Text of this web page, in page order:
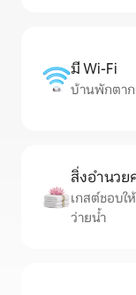
มี Wi-Fi
บ้านพักตาก
สิ่งอำนว
เกสต์ชอบใ
ว่ายน้ำ